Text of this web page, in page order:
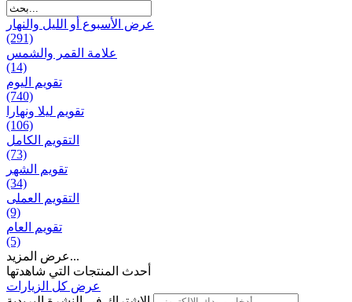
عرض الأسبوع أو الليل والنهار
(291)
علامة القمر والشمس
(14)
تقویم الیوم
(740)
تقويم ليلا ونهارا
(106)
التقويم الكامل
(73)
تقويم الشهر
(34)
التقويم العملی
(9)
تقويم العام
(5)
عرض المزيد...
أحدث المنتجات التي شاهدتها
عرض كل الزيارات